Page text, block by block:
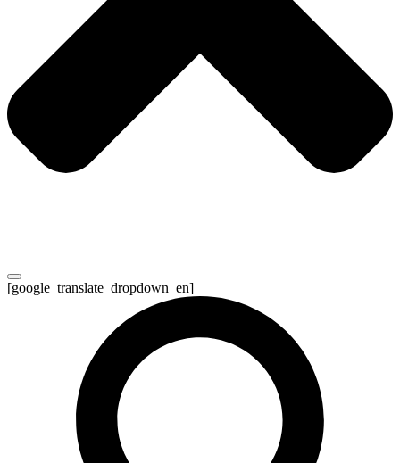
[google_translate_dropdown_en]